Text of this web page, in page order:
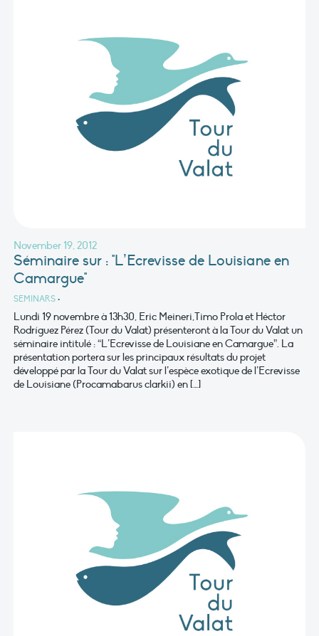
November 19, 2012
Séminaire sur : "L’Ecrevisse de Louisiane en
Camargue"
SEMINARS •
Lundi 19 novembre à 13h30, Eric Meineri,Timo Prola et Héctor
Rodríguez Pérez (Tour du Valat) présenteront à la Tour du Valat un
séminaire intitulé : “L’Ecrevisse de Louisiane en Camargue”. La
présentation portera sur les principaux résultats du projet
développé par la Tour du Valat sur l’espèce exotique de l’Ecrevisse
de Louisiane (Procamabarus clarkii) en […]